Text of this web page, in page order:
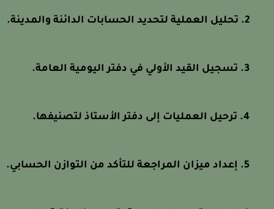
تحليل العملية لتحديد الحسابات الدائنة والمدينة.
تسجيل القيد الأولي في دفتر اليومية العامة.
ترحيل العمليات إلى دفتر الأستاذ لتصنيفها.
إعداد ميزان المراجعة للتأكد من التوازن الحسابي.